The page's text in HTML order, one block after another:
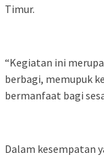
Timur.
“Kegiatan ini
berbagi, memupuk
bermanfaat bagi
Dalam kesempatan